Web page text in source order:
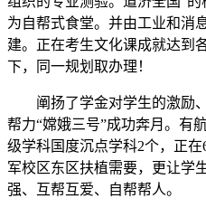
为自帮式食堂。并由工业和消
建。正在考生文化课成就达到
下，同一规划取办理！
阐扬了学金对学生的激励、
帮力“嫦娥三号”成功奔月。有
级学科国度沉点学科2个，正
军校区东区扶植需要，更让学
强、互帮互爱、自帮帮人。